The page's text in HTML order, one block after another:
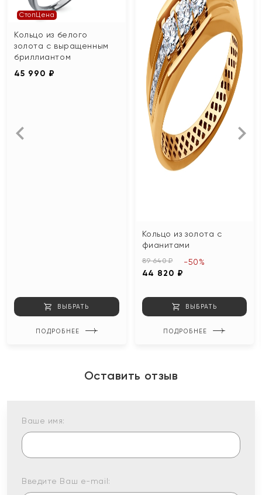
СтопЦена
Кольцо из белого
золота с выращенным
бриллиантом
45 990 ₽
ВЫБРАТЬ
ПОДРОБНЕЕ
Кольцо из золота с
фианитами
89 640 ₽
44 820 ₽
-50%
ВЫБРАТЬ
ПОДРОБНЕЕ
Оставить отзыв
Ваше имя:
Введите Ваш e-mail: